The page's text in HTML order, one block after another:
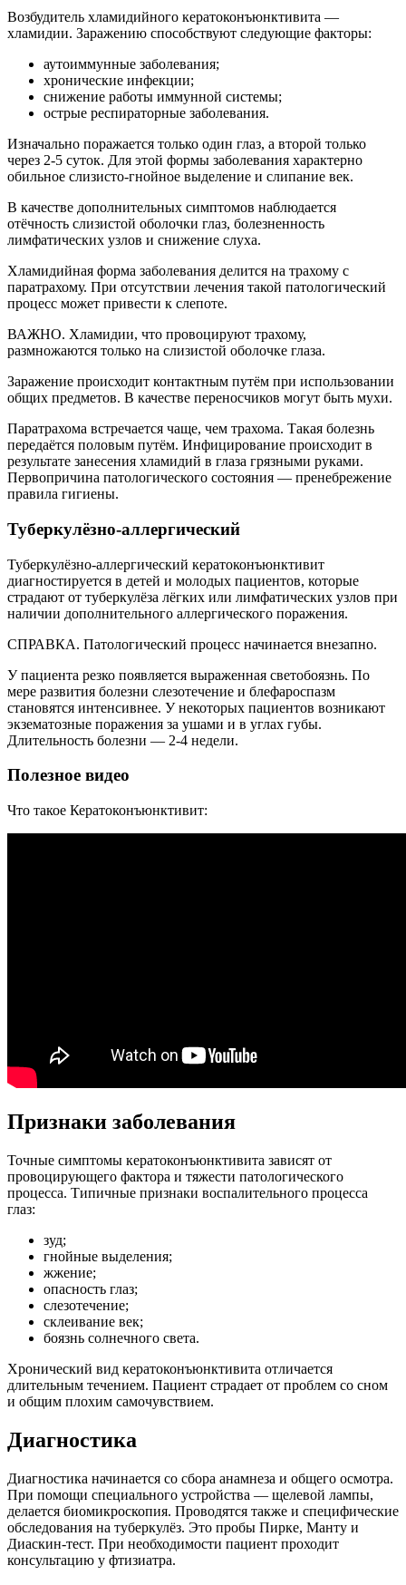
Возбудитель хламидийного кератоконъюнктивита —
хламидии. Заражению способствуют следующие факторы:
аутоиммунные заболевания;
хронические инфекции;
снижение работы иммунной системы;
острые респираторные заболевания.
Изначально поражается только один глаз, а второй только
через 2-5 суток. Для этой формы заболевания характерно
обильное слизисто-гнойное выделение и слипание век.
В качестве дополнительных симптомов наблюдается
отёчность слизистой оболочки глаз, болезненность
лимфатических узлов и снижение слуха.
Хламидийная форма заболевания делится на трахому с
паратрахому. При отсутствии лечения такой патологический
процесс может привести к слепоте.
ВАЖНО. Хламидии, что провоцируют трахому,
размножаются только на слизистой оболочке глаза.
Заражение происходит контактным путём при использовании
общих предметов. В качестве переносчиков могут быть мухи.
Паратрахома встречается чаще, чем трахома. Такая болезнь
передаётся половым путём. Инфицирование происходит в
результате занесения хламидий в глаза грязными руками.
Первопричина патологического состояния — пренебрежение
правила гигиены.
Туберкулёзно-аллергический
Туберкулёзно-аллергический кератоконъюнктивит
диагностируется в детей и молодых пациентов, которые
страдают от туберкулёза лёгких или лимфатических узлов при
наличии дополнительного аллергического поражения.
СПРАВКА. Патологический процесс начинается внезапно.
У пациента резко появляется выраженная светобоязнь. По
мере развития болезни слезотечение и блефароспазм
становятся интенсивнее. У некоторых пациентов возникают
экзематозные поражения за ушами и в углах губы.
Длительность болезни — 2-4 недели.
Полезное видео
Что такое Кератоконъюнктивит:
Признаки заболевания
Точные симптомы кератоконъюнктивита зависят от
провоцирующего фактора и тяжести патологического
процесса. Типичные признаки воспалительного процесса
глаз:
зуд;
гнойные выделения;
жжение;
опасность глаз;
слезотечение;
склеивание век;
боязнь солнечного света.
Хронический вид кератоконъюнктивита отличается
длительным течением. Пациент страдает от проблем со сном
и общим плохим самочувствием.
Диагностика
Диагностика начинается со сбора анамнеза и общего осмотра.
При помощи специального устройства — щелевой лампы,
делается биомикроскопия. Проводятся также и специфические
обследования на туберкулёз. Это пробы Пирке, Манту и
Диаскин-тест. При необходимости пациент проходит
консультацию у фтизиатра.